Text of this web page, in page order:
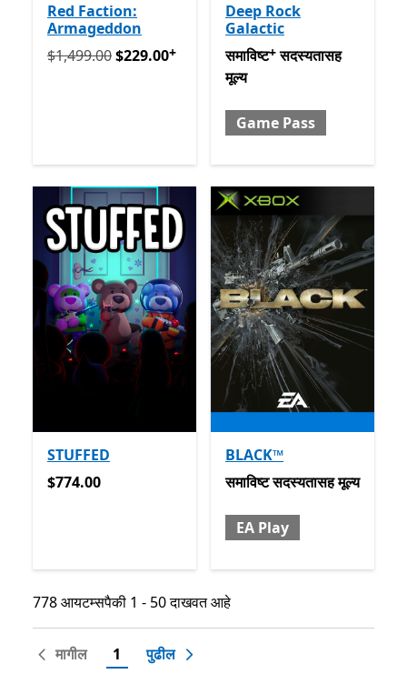
Red Faction:
Armageddon
मूलतः $1,499.00 आता $229.00अॅप खरेदीमधले ऑफर्स
$1,499.00$229.00+
Deep Rock
Galactic
समाविष्ट सदस्यतासह मूल्य
समाविष्ट+ सदस्यतासह
मूल्य
Game Pass
STUFFED
$774.00
$774.00
BLACK™
समाविष्ट सदस्यतासह मूल्य EA
समाविष्टसदस्यतासह मूल्य
EA Play
778 आयटम्सपैकी 1 - 50 दाखवत आहे
778 आयटम्सपैकी 1 - 50 दाखवत आहे
मागील 1 पुढील